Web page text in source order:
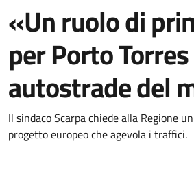
«Un ruolo di
per Porto
autostrade del
Dettagli della
Il sindaco Scarpa chiede alla Regione
progetto europeo che agevola i traffici.